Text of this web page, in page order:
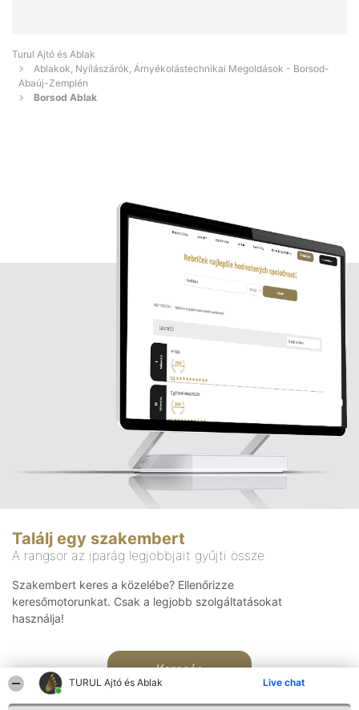
TURUL Ajtó és Ablak Live chat
Turul Ajtó és Ablak
Ablakok, Nyílászárók, Árnyékolástechnikai Megoldások - Borsod-
Abaúj-Zemplén
Borsod Ablak
Találj egy szakembert
A rangsor az iparág legjobbjait gyűjti össze
Szakembert keres a közelébe? Ellenőrizze
keresőmotorunkat. Csak a legjobb szolgáltatásokat
használja!
Keresés